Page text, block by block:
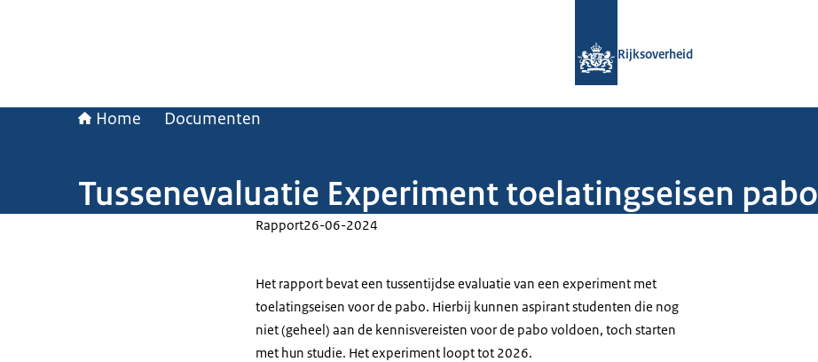
Rijksoverheid
Home Documenten
Tussenevaluatie Experiment toelatingseisen pabo
Rapport26-06-2024
Het rapport bevat een tussentijdse evaluatie van een experiment met
toelatingseisen voor de pabo. Hierbij kunnen aspirant studenten die nog
niet (geheel) aan de kennisvereisten voor de pabo voldoen, toch starten
met hun studie. Het experiment loopt tot 2026.